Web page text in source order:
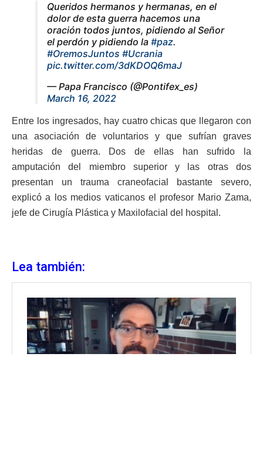
Queridos hermanos y hermanas, en el
dolor de esta guerra hacemos una
oración todos juntos, pidiendo al Señor
el perdón y pidiendo la #paz.
#OremosJuntos #Ucrania
pic.twitter.com/3dKDOQ6maJ
— Papa Francisco (@Pontifex_es)
March 16, 2022
Entre los ingresados, hay cuatro chicas que llegaron con
una asociación de voluntarios y que sufrían graves
heridas de guerra. Dos de ellas han sufrido la
amputación del miembro superior y las otras dos
presentan un trauma craneofacial bastante severo,
explicó a los medios vaticanos el profesor Mario Zama,
jefe de Cirugía Plástica y Maxilofacial del hospital.
Lea también: